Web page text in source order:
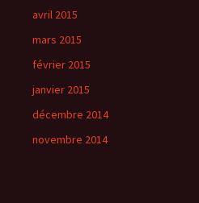
avril 2015
mars 2015
février 2015
janvier 2015
décembre 2014
novembre 2014